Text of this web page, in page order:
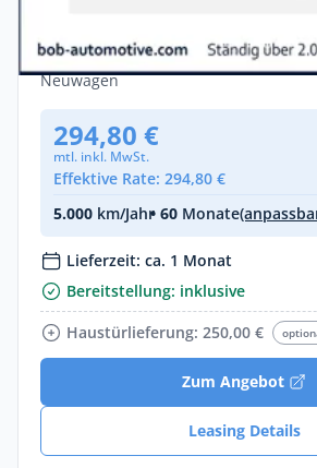
Benzin •Automatik •158 PS (116 kW)
Neuwagen
294,80 €
mtl. inkl. MwSt.
Effektive Rate: 294,80 €
5.000 km/Jahr• 60 Monate
Lieferzeit: ca. 1 Monat
Bereitstellung: inklusive
Haustürlieferung: 250,00 €
Zum Angebot
Leasing Details